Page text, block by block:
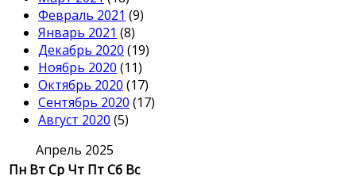
Февраль 2021 (9)
Январь 2021 (8)
Декабрь 2020 (19)
Ноябрь 2020 (11)
Октябрь 2020 (17)
Сентябрь 2020 (17)
Август 2020 (5)
Апрель 2025
Пн ВтСр Чт ПтСб Вс